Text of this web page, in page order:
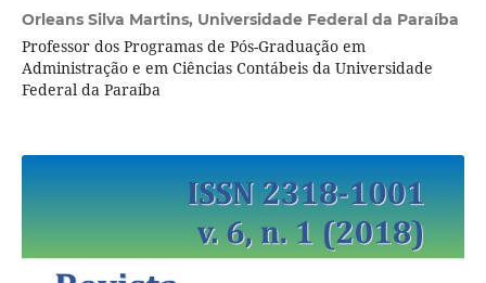
Orleans Silva Martins, Universidade Federal da Paraíba
Professor dos Programas de Pós-Graduação em
Administração e em Ciências Contábeis da Universidade
Federal da Paraíba